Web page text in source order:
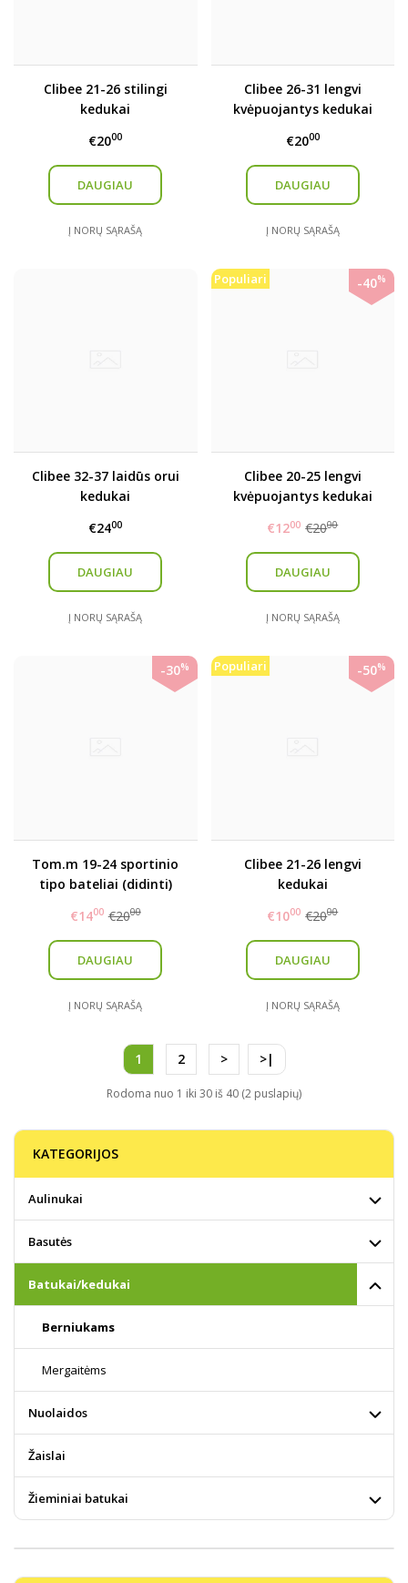
Clibee 21-26 stilingi
kedukai
€2000
DAUGIAU
Į NORŲ SĄRAŠĄ
Clibee 26-31 lengvi
kvėpuojantys kedukai
€2000
DAUGIAU
Į NORŲ SĄRAŠĄ
Clibee 32-37 laidūs orui
kedukai
€2400
DAUGIAU
Į NORŲ SĄRAŠĄ
Populiari -40%
Clibee 20-25 lengvi
kvėpuojantys kedukai
€1200 €2000
DAUGIAU
Į NORŲ SĄRAŠĄ
-30%
Tom.m 19-24 sportinio
tipo bateliai (didinti)
€1400 €2000
DAUGIAU
Į NORŲ SĄRAŠĄ
Populiari -50%
Clibee 21-26 lengvi
kedukai
€1000 €2000
DAUGIAU
Į NORŲ SĄRAŠĄ
1 2 > >|
Rodoma nuo 1 iki 30 iš 40 (2 puslapių)
KATEGORIJOS
Aulinukai
Basutės
Batukai/kedukai
Berniukams
Mergaitėms
Nuolaidos
Žaislai
Žieminiai batukai